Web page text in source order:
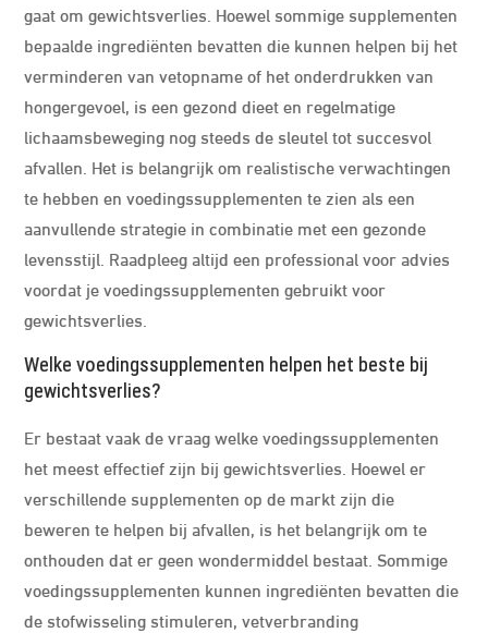
gaat om gewichtsverlies. Hoewel sommige supplementen
bepaalde ingrediënten bevatten die kunnen helpen bij het
verminderen van vetopname of het onderdrukken van
hongergevoel, is een gezond dieet en regelmatige
lichaamsbeweging nog steeds de sleutel tot succesvol
afvallen. Het is belangrijk om realistische verwachtingen
te hebben en voedingssupplementen te zien als een
aanvullende strategie in combinatie met een gezonde
levensstijl. Raadpleeg altijd een professional voor advies
voordat je voedingssupplementen gebruikt voor
gewichtsverlies.
Welke voedingssupplementen helpen het beste bij
gewichtsverlies?
Er bestaat vaak de vraag welke voedingssupplementen
het meest effectief zijn bij gewichtsverlies. Hoewel er
verschillende supplementen op de markt zijn die
beweren te helpen bij afvallen, is het belangrijk om te
onthouden dat er geen wondermiddel bestaat. Sommige
voedingssupplementen kunnen ingrediënten bevatten die
de stofwisseling stimuleren, vetverbranding